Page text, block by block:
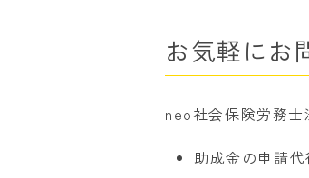
お気軽にお
neo社会保険労務
助成金の申請代